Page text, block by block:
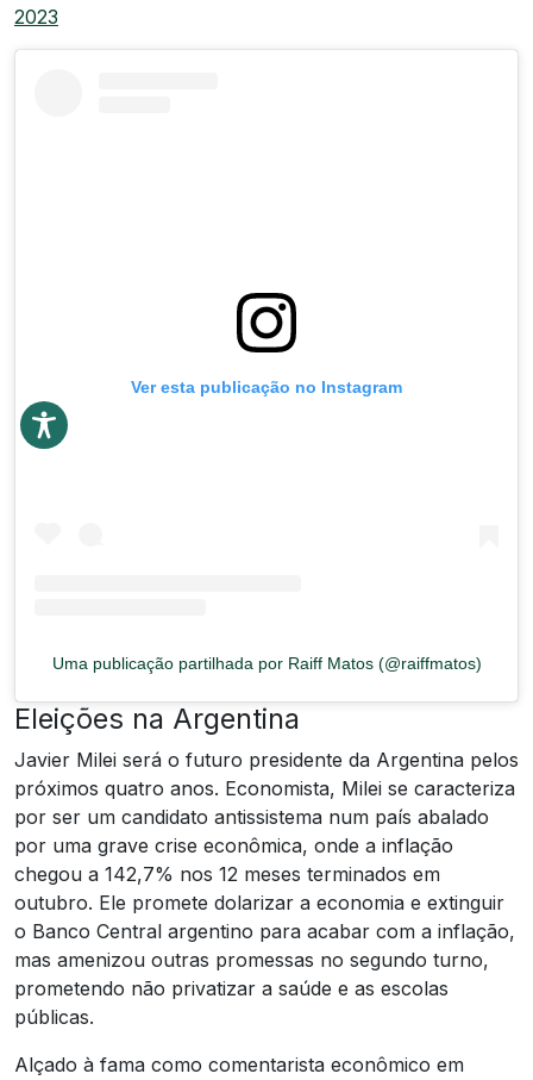
2023
Ver esta publicação no Instagram
Uma publicação partilhada por Raiff Matos (@raiffmatos)
Eleições na Argentina
Javier Milei será o futuro presidente da Argentina pelos
próximos quatro anos. Economista, Milei se caracteriza
por ser um candidato antissistema num país abalado
por uma grave crise econômica, onde a inflação
chegou a 142,7% nos 12 meses terminados em
outubro. Ele promete dolarizar a economia e extinguir
o Banco Central argentino para acabar com a inflação,
mas amenizou outras promessas no segundo turno,
prometendo não privatizar a saúde e as escolas
públicas.
Alçado à fama como comentarista econômico em